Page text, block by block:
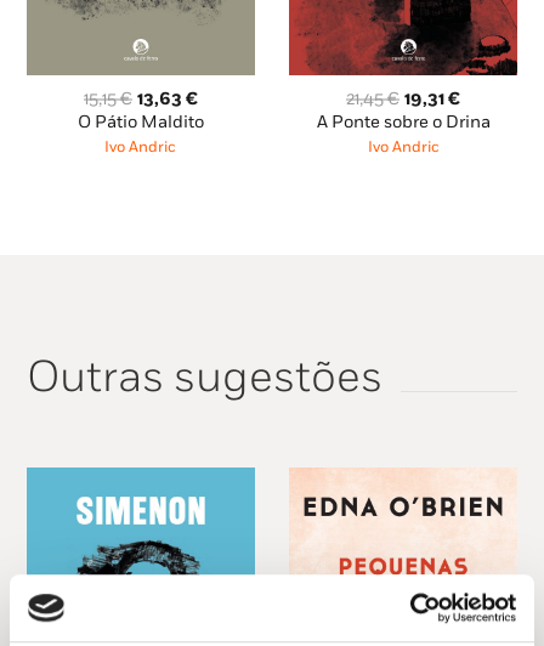
15,15€ O
preço
original
13,63 €O
preço
O Pátio Maldito
Ivo Andric
21,45€ O
preço
original
19,31€O
preço
A Ponte sobre o Drina
Ivo Andric
Outras sugestões